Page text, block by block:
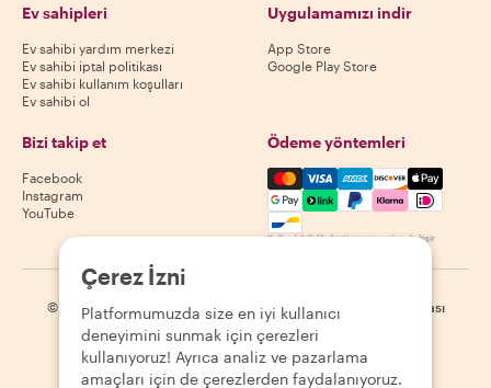
Ev sahipleri
Ev sahibi yardım merkezi
Ev sahibi iptal politikası
Ev sahibi kullanım koşulları
Ev sahibi ol
Uygulamamızı indir
App Store
Google Play Store
Bizi takip et
Facebook
Instagram
YouTube
Ödeme yöntemleri
Mastercard, Visa, Amex,
Kullanılabilirlik destinasyona göre değişir
© 2026 Withlocals.com Gizlilik Politikası | Site haritası
Çerez İzni
Platformumuzda size en iyi kullanıcı
deneyimini sunmak için çerezleri
kullanıyoruz! Ayrıca analiz ve pazarlama
amaçları için de çerezlerden faydalanıyoruz.